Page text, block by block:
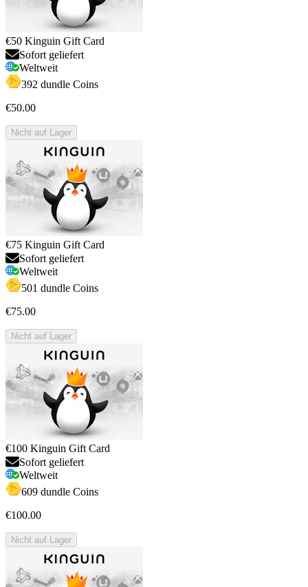
€50 Kinguin Gift Card
Sofort geliefert
Weltweit
392 dundle Coins
€50.00
Nicht auf Lager
€75 Kinguin Gift Card
Sofort geliefert
Weltweit
501 dundle Coins
€75.00
Nicht auf Lager
€100 Kinguin Gift Card
Sofort geliefert
Weltweit
609 dundle Coins
€100.00
Nicht auf Lager